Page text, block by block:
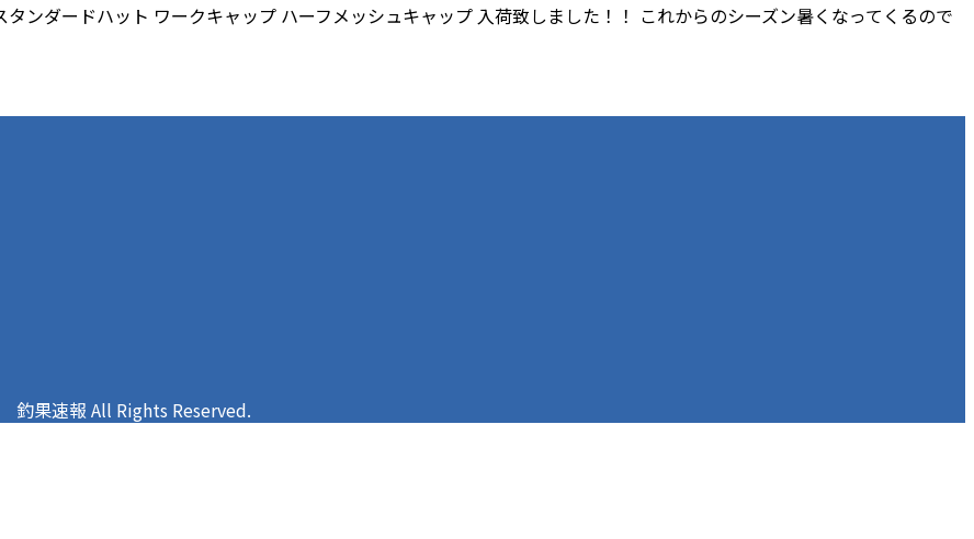
ンダードハット ワークキャップ ハーフメッシュキャップ 入荷致しました！！ これからのシーズン暑くなってくるので
果速報 All Rights Reserved.